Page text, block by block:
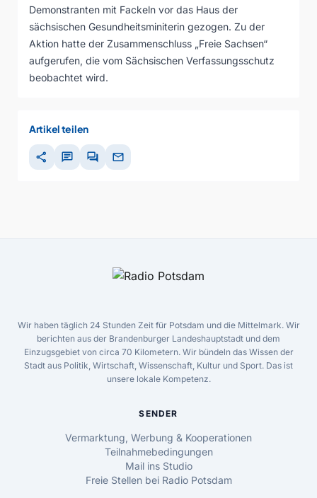
Demonstranten mit Fackeln vor das Haus der
sächsischen Gesundheitsminiterin gezogen. Zu der
Aktion hatte der Zusammenschluss „Freie Sachsen“
aufgerufen, die vom Sächsischen Verfassungsschutz
beobachtet wird.
Artikel teilen
share chat forum mail
Wir haben täglich 24 Stunden Zeit für Potsdam und die Mittelmark. Wir
berichten aus der Brandenburger Landeshauptstadt und dem
Einzugsgebiet von circa 70 Kilometern. Wir bündeln das Wissen der
Stadt aus Politik, Wirtschaft, Wissenschaft, Kultur und Sport. Das ist
unsere lokale Kompetenz.
SENDER
Vermarktung, Werbung & Kooperationen
Teilnahmebedingungen
Mail ins Studio
Freie Stellen bei Radio Potsdam